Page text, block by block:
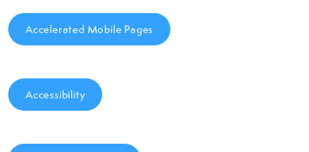
Accelerated Mobile Pages
Accessibility